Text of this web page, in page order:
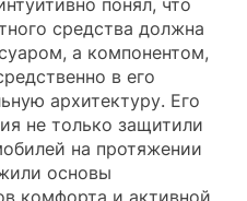
понял, что
средства должна
а компонентом,
в его
архитектуру. Его
не только защитили
на протяжении
основы